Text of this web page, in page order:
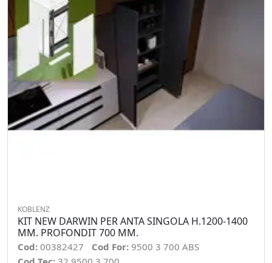
KOBLENZ
KIT NEW DARWIN PER ANTA SINGOLA H.1200-1400
MM. PROFONDIT 700 MM.
Cod: 00382427 Cod For: 9500 3 700 ABS